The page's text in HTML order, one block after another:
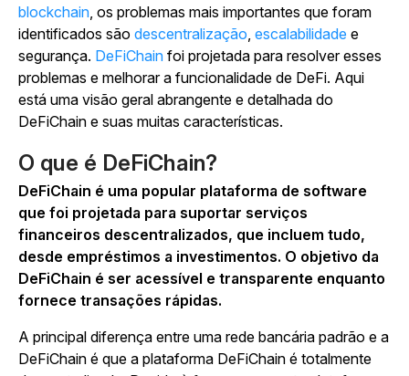
blockchain, os problemas mais importantes que foram
identificados são descentralização, escalabilidade e
segurança. DeFiChain foi projetada para resolver esses
problemas e melhorar a funcionalidade de DeFi. Aqui
está uma visão geral abrangente e detalhada do
DeFiChain e suas muitas características.
O que é DeFiChain?
DeFiChain é uma popular plataforma de software
que foi projetada para suportar serviços
financeiros descentralizados, que incluem tudo,
desde empréstimos a investimentos. O objetivo da
DeFiChain é ser acessível e transparente enquanto
fornece transações rápidas.
A principal diferença entre uma rede bancária padrão e a
DeFiChain é que a plataforma DeFiChain é totalmente